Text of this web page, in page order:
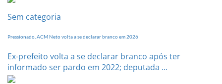
Sem categoria
Pressionado, ACM Neto volta a se declarar branco em 2026
Ex-prefeito volta a se declarar branco após ter
informado ser pardo em 2022; deputada ...